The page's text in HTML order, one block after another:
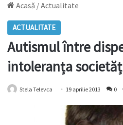
Acasă /Actualitate
ACTUALITATE
Autismul între
intoleranța
Stela Televca 19 aprilie 2013 0